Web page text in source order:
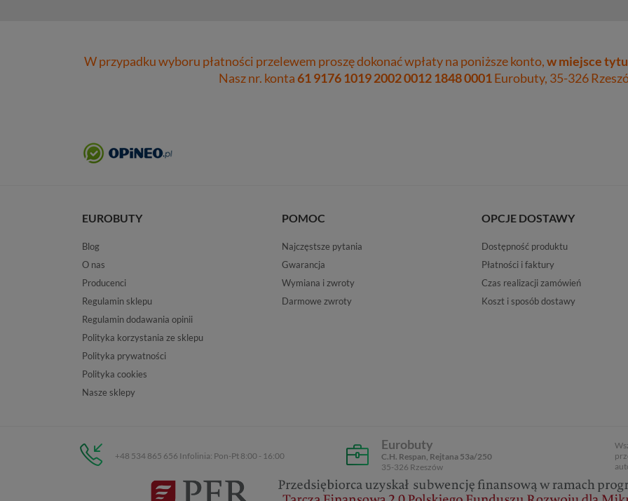
W przypadku wyboru płatności przelewem proszę dokonać wpłaty na poniższe konto,w miejsce
Nasz nr. konta61 9176 1019 2002 0012 1848 0001Eurobuty, 35-326
EUROBUTY
Blog
O nas
Producenci
Regulamin sklepu
Regulamin dodawania opinii
Polityka korzystania ze sklepu
Polityka prywatności
Polityka cookies
Nasze sklepy
POMOC
Najczęstsze pytania
Gwarancja
Wymiana i zwroty
Darmowe zwroty
OPCJE DOSTAWY
Dostępność produktu
Płatności i faktury
Czas realizacji zamówień
Koszt i sposób dostawy
+48 534 865 656 Infolinia: Pon-Pt 8:00 - 16:00
Eurobuty
C.H. Respan, Rejtana 53a/250
35-326 Rzeszów